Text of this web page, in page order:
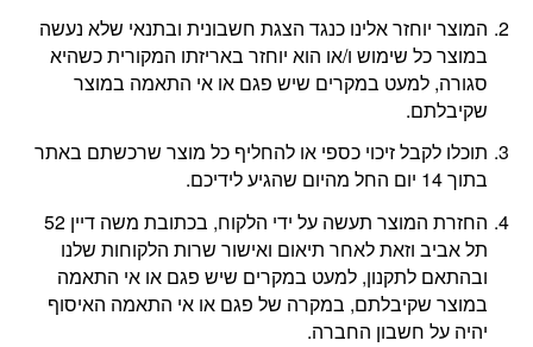
המוצר יוחזר אלינו כנגד הצגת חשבונית ובתנאי שלא נעשה
במוצר כל שימוש ו/או הוא יוחזר באריזתו המקורית כשהיא
סגורה, למעט במקרים שיש פגם או אי התאמה במוצר
שקיבלתם.
תוכלו לקבל זיכוי כספי או להחליף כל מוצר שרכשתם באתר
בתוך 14 יום החל מהיום שהגיע לידיכם.
החזרת המוצר תעשה על ידי הלקוח, בכתובת משה דיין 52
תל אביב וזאת לאחר תיאום ואישור שרות הלקוחות שלנו
ובהתאם לתקנון, למעט במקרים שיש פגם או אי התאמה
במוצר שקיבלתם, במקרה של פגם או אי התאמה האיסוף
יהיה על חשבון החברה.